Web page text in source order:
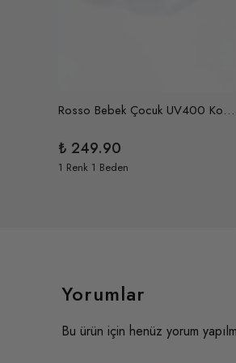
Rosso Bebek Çocuk UV400 Korumalı Güneş Gözlüğü ve Saklama Kabı 1-4 Yaş (Lila)
₺ 249.90
1 Renk 1 Beden
Yorumlar
Bu ürün için henüz yorum